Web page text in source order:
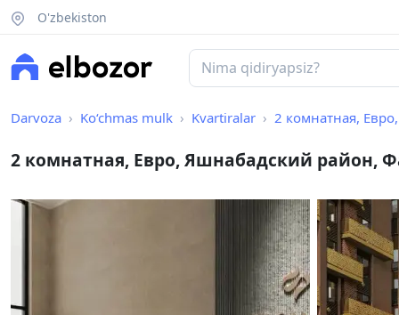
O'zbekiston
Darvoza Ko‘chmas mulk Kvartiralar 2 комнатная, Евро,
2 комнатная, Евро, Яшнабадский район,